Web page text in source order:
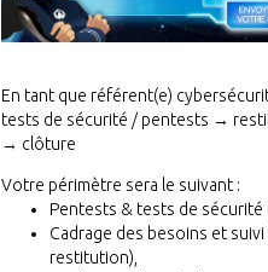
En tant que référent(e)
tests de sécurité / pentests →
→ clôture
Votre périmètre sera le suivant :
Pentests & tests de sécurité
Cadrage des besoins et
restitution),